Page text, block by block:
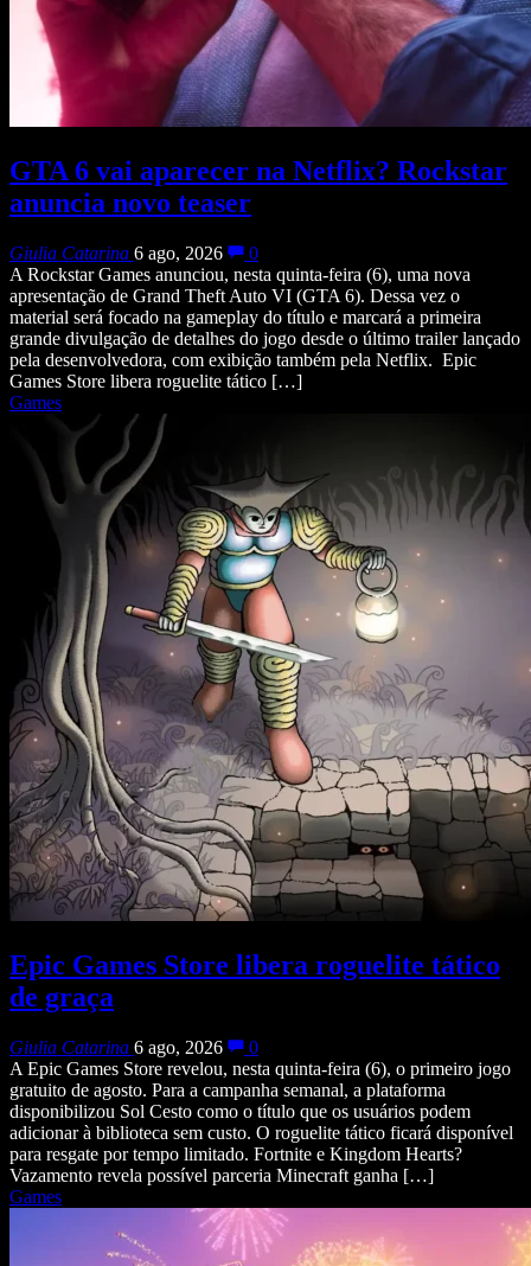
GTA 6 vai aparecer na Netflix? Rockstar
anuncia novo teaser
Giulia Catarina 6 ago, 2026
0
A Rockstar Games anunciou, nesta quinta-feira (6), uma nova
apresentação de Grand Theft Auto VI (GTA 6). Dessa vez o
material será focado na gameplay do título e marcará a primeira
grande divulgação de detalhes do jogo desde o último trailer lançado
pela desenvolvedora, com exibição também pela Netflix. Epic
Games Store libera roguelite tático […]
Games
Epic Games Store libera roguelite tático
de graça
Giulia Catarina 6 ago, 2026
0
A Epic Games Store revelou, nesta quinta-feira (6), o primeiro jogo
gratuito de agosto. Para a campanha semanal, a plataforma
disponibilizou Sol Cesto como o título que os usuários podem
adicionar à biblioteca sem custo. O roguelite tático ficará disponível
para resgate por tempo limitado. Fortnite e Kingdom Hearts?
Vazamento revela possível parceria Minecraft ganha […]
Games